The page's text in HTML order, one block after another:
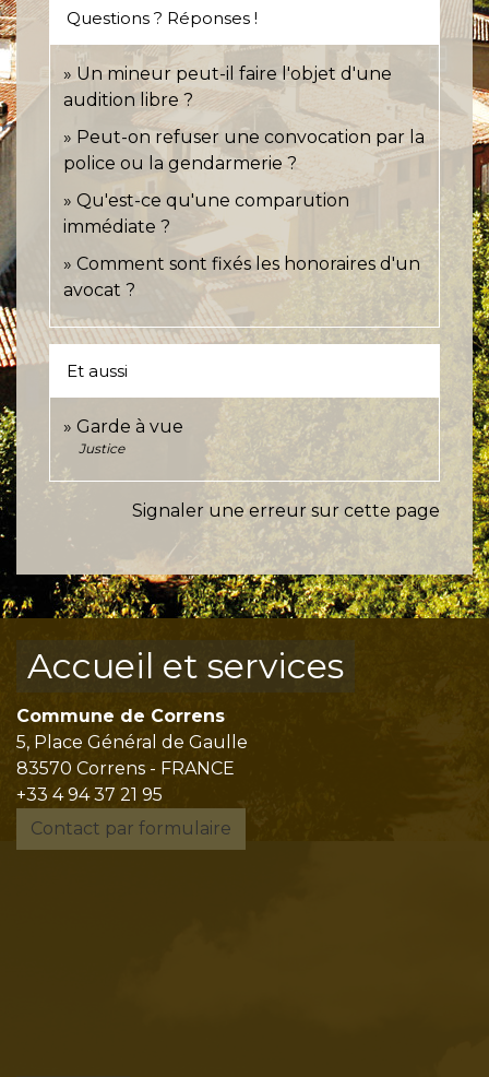
Questions ? Réponses !
Un mineur peut-il faire l'objet d'une
audition libre ?
Peut-on refuser une convocation par la
police ou la gendarmerie ?
Qu'est-ce qu'une comparution
immédiate ?
Comment sont fixés les honoraires d'un
avocat ?
Et aussi
Garde à vue
Justice
Signaler une erreur sur cette page
Accueil et services
Commune de Correns
5, Place Général de Gaulle
83570 Correns - FRANCE
+33 4 94 37 21 95
Contact par formulaire